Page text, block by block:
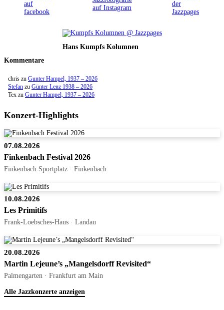
Hans Kumpfs Kolumnen
Kommentare
chris zu Gunter Hampel, 1937 – 2026
Stefan zu Günter Lenz 1938 – 2026
Tex zu Gunter Hampel, 1937 – 2026
Konzert-Highlights
07.08.2026
Finkenbach Festival 2026
Finkenbach Sportplatz · Finkenbach
10.08.2026
Les Primitifs
Frank-Loebsches-Haus · Landau
20.08.2026
Martin Lejeune’s „Mangelsdorff Revisited“
Palmengarten · Frankfurt am Main
Alle Jazzkonzerte anzeigen